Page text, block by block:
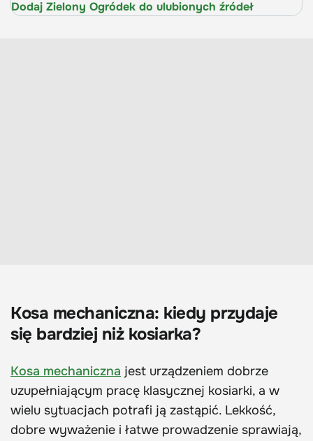
Dodaj Zielony Ogródek do ulubionych źródeł
Kosa mechaniczna: kiedy przydaje
się bardziej niż kosiarka?
Kosa mechaniczna jest urządzeniem dobrze
uzupełniającym pracę klasycznej kosiarki, a w
wielu sytuacjach potrafi ją zastąpić. Lekkość,
dobre wyważenie i łatwe prowadzenie sprawiają,